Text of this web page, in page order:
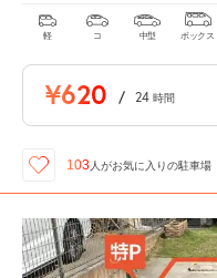
軽 コ 中型 ボックス
¥620 / 24 時間
103 人がお気に入りの駐車場